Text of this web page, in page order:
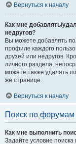
Вернуться к началу
Как мне добавлять/
недругов?
Вы можете добавлять
профиле каждого
друзей или недругов.
личного раздела,
можете также удалять
же странице.
Вернуться к началу
Поиск по форумам
Как мне выполнить
Задайте условие